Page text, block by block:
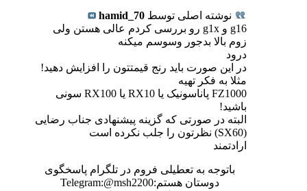
نوشته اصلی توسط hamid_70
g16 و g1x رو بررسی کردم عالی هستن ولی
زوم بالا بدجور وسوسم میکنه
درود
در این صورت باید رنج قیمتتون را افزایش دهید!
مثلا به فکر تهیه
FZ1000 پاناسونیک یا RX10 یا RX100 سونی
باشید!
البته در صورتی که گزینه پیشنهادی جناب رضایی
(SX60) نظرتون را جلب نکرده است
ارادتمند
باتوجه به تعطیلی فروم در تلگرام پاسخگوی
دوستان هستم:Telegram:@msh2200